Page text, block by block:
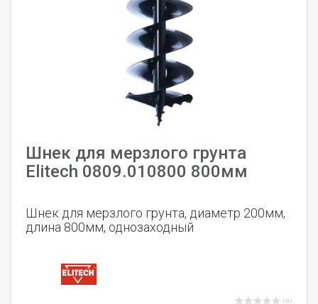
Шнек для мерзлого грунта
Elitech 0809.010800 800мм
Шнек для мерзлого грунта, диаметр 200мм,
длина 800мм, однозаходный
( 0 )